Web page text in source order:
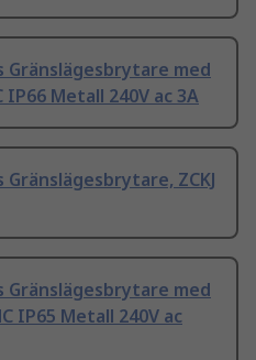
Gränslägesbrytare med
IP66 Metall 240V ac 3A
ZCKJ
Gränslägesbrytare med
IP65 Metall 240V ac